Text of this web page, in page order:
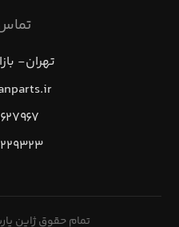
تهران-
۰۹۱۲-
۰۲۱-
تمام حقوق ژاپن